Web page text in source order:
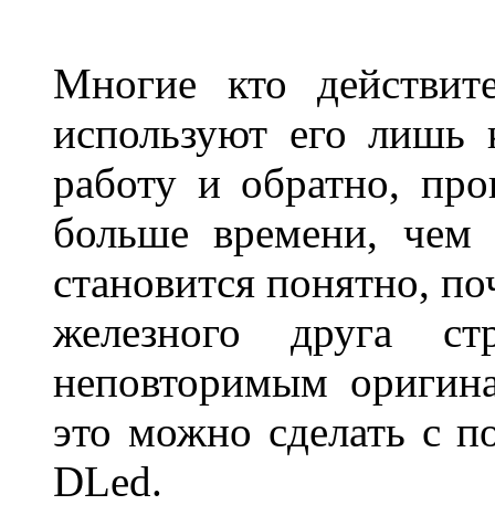
Многие кто
используют его лишь
работу и обратно,
больше времени, чем
становится понятно,
железного друга
неповторимым
это можно сделать с
DLed.